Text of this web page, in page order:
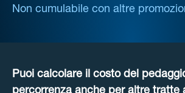
Non cumulabile con altre
Puoi calcolare il costo del